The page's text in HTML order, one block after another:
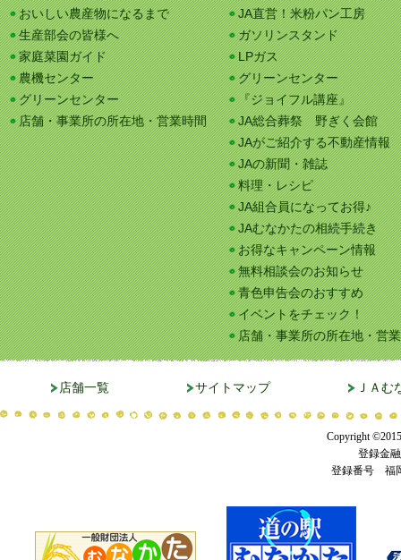
おいしい農産物になるまで
生産部会の皆様へ
家庭菜園ガイド
農機センター
グリーンセンター
店舗・事業所の所在地・営業時間
JA直営！米粉パン工房
ガソリンスタンド
LPガス
グリーンセンター
『ジョイフル講座』
JA総合葬祭 野ぎく会館
JAがご紹介する不動産情報
JAの新聞・雑誌
料理・レシピ
JA組合員になってお得♪
JAむなかたの相続手続き
お得なキャンペーン情報
無料相談会のお知らせ
青色申告会のおすすめ
イベントをチェック！
店舗・事業所の所在地・営
店舗一覧 サイトマップ ＪＡ
Copyright
登録金
登録番号 福